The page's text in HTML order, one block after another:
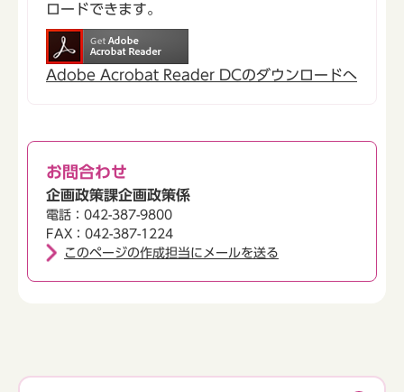
ロードできます。
Adobe Acrobat Reader DCのダウンロードへ
お問合わせ
企画政策課企画政策係
電話：042-387-9800
FAX：042-387-1224
このページの作成担当にメールを送る